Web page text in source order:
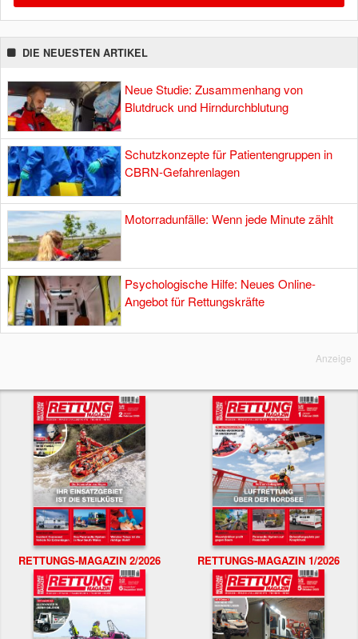
DIE NEUESTEN ARTIKEL
Neue Studie: Zusammenhang von
Blutdruck und Hirndurchblutung
Schutzkonzepte für Patientengruppen in
CBRN-Gefahrenlagen
Motorradunfälle: Wenn jede Minute zählt
Psychologische Hilfe: Neues Online-
Angebot für Rettungskräfte
Anzeige
RETTUNGS-MAGAZIN 2/2026 RETTUNGS-MAGAZIN 1/2026